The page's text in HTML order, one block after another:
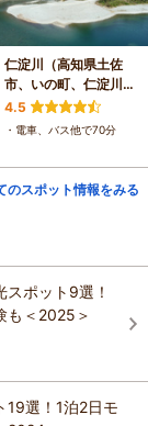
仁淀川（高知県土佐
市、いの町、仁淀川
町、越知町、日高村、
高知市）
4.5
・電車、バス他で70分
のスポット情報をみる
スポット9選！
も＜2025＞
19選！1泊2日モ